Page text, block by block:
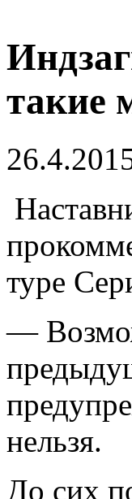
такие
туре
—
нельзя.
До сих